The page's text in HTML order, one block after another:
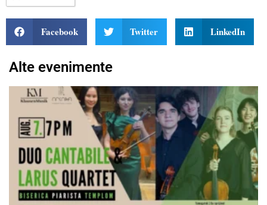
Facebook Twitter LinkedIn
Alte evenimente